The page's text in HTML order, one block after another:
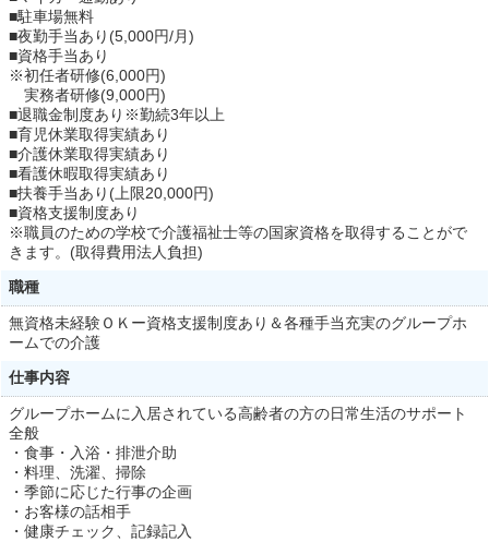
■駐車場無料
■夜勤手当あり(5,000円/月)
■資格手当あり
※初任者研修(6,000円)
実務者研修(9,000円)
■退職金制度あり※勤続3年以上
■育児休業取得実績あり
■介護休業取得実績あり
■看護休暇取得実績あり
■扶養手当あり(上限20,000円)
■資格支援制度あり
※職員のための学校で介護福祉士等の国家資格を取得することがで
きます。(取得費用法人負担)
職種
無資格未経験ＯＫー資格支援制度あり＆各種手当充実のグループホ
ームでの介護
仕事内容
グループホームに入居されている高齢者の方の日常生活のサポート
全般
・食事・入浴・排泄介助
・料理、洗濯、掃除
・季節に応じた行事の企画
・お客様の話相手
・健康チェック、記録記入